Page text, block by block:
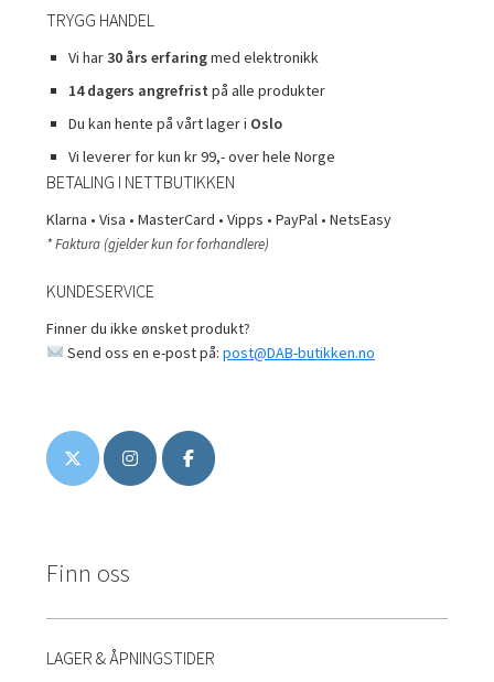
TRYGG HANDEL
Vi har30 års erfaringmed elektronikk
14 dagers angrefrist på alle produkter
Du kan hente på vårt lager i Oslo
Vi leverer for kun kr 99,- over hele Norge
BETALING I NETTBUTIKKEN
Klarna • Visa • MasterCard • Vipps • PayPal • NetsEasy
* Faktura (gjelder kun for forhandlere)
KUNDESERVICE
Finner du ikke ønsket produkt?
Send oss en e-post på: post@DAB-butikken.no
Finn oss
LAGER & ÅPNINGSTIDER